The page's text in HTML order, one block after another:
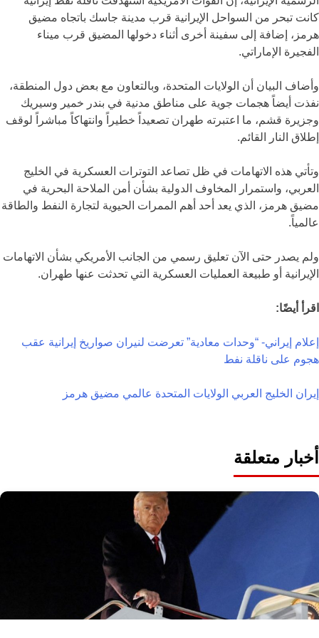
كانت تبحر من السواحل الإيرانية قرب مدينة جاسك باتجاه مضيق
هرمز، إضافة إلى سفينة أخرى أثناء دخولها المضيق قرب ميناء
الفجيرة الإماراتي.
وأضاف البيان أن الولايات المتحدة، وبالتعاون مع بعض دول المنطقة،
نفذت أيضاً هجمات جوية على مناطق مدنية في بندر خمير وسيريك
وجزيرة قشم، ما اعتبرته طهران تصعيداً خطيراً وانتهاكاً مباشراً لوقف
إطلاق النار القائم.
وتأتي هذه الاتهامات في ظل تصاعد التوترات العسكرية في الخليج
العربي، واستمرار المخاوف الدولية بشأن أمن الملاحة البحرية في
مضيق هرمز، الذي يعد أحد أهم الممرات الحيوية لتجارة النفط والطاقة
عالمياً.
ولم يصدر حتى الآن تعليق رسمي من الجانب الأمريكي بشأن الاتهامات
الإيرانية أو طبيعة العمليات العسكرية التي تحدثت عنها طهران.
اقرأ أيضًا:
إعلام إيراني- “وحدات معادية” تعرضت لنيران صواريخ إيرانية عقب
هجوم على ناقلة نفط
إيران الخليج العربي الولايات المتحدة عالمي مضيق هرمز
أخبار متعلقة